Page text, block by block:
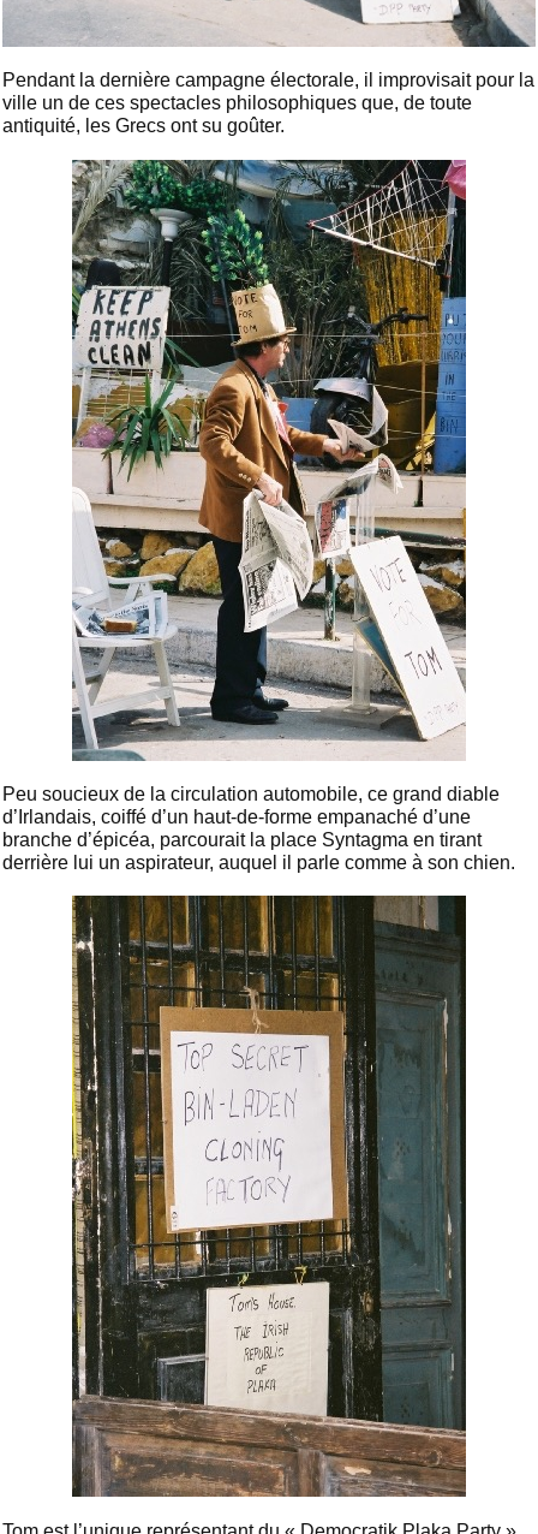
Pendant la dernière campagne électorale, il improvisait pour la
ville un de ces spectacles philosophiques que, de toute
antiquité, les Grecs ont su goûter.
Peu soucieux de la circulation automobile, ce grand diable
d’Irlandais, coiffé d’un haut-de-forme empanaché d’une
branche d’épicéa, parcourait la place Syntagma en tirant
derrière lui un aspirateur, auquel il parle comme à son chien.